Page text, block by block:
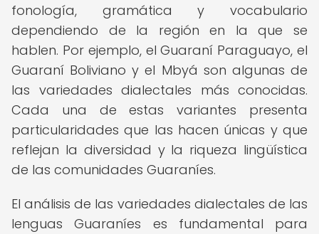
fonología, gramática y vocabulario
dependiendo de la región en la que se
hablen. Por ejemplo, el Guaraní Paraguayo, el
Guaraní Boliviano y el Mbyá son algunas de
las variedades dialectales más conocidas.
Cada una de estas variantes presenta
particularidades que las hacen únicas y que
reflejan la diversidad y la riqueza lingüística
de las comunidades Guaraníes.
El análisis de las variedades dialectales de las
lenguas Guaraníes es fundamental para